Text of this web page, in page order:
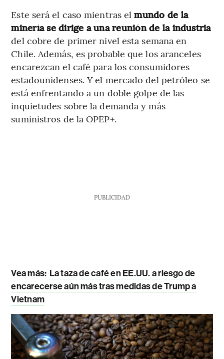
Este será el caso mientras elmundo de la
minería se dirige a una reunión de la industria
del cobre de primer nivel esta semana en
Chile. Además, es probable que los aranceles
encarezcan el café para los consumidores
estadounidenses. Y el mercado del petróleo se
está enfrentando a un doble golpe de las
inquietudes sobre la demanda y más
suministros de la OPEP+.
PUBLICIDAD
Vea más: La taza de café en EE.UU. a riesgo de
encarecerse aún más tras medidas de Trump a
Vietnam